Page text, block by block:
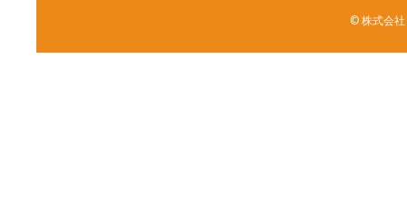
© 株式会